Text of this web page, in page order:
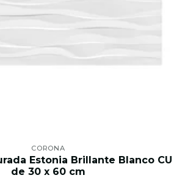
CORONA
Estonia Brillante Blanco CU
de 30 x 60 cm